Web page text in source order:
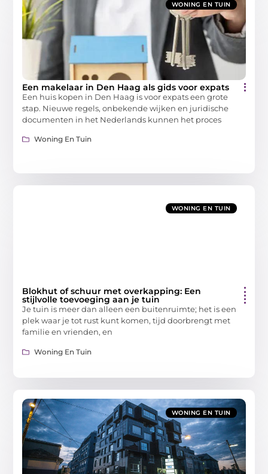
WONING EN TUIN
Een makelaar in Den Haag als gids voor expats
Een huis kopen in Den Haag is voor expats een grote
stap. Nieuwe regels, onbekende wijken en juridische
documenten in het Nederlands kunnen het proces
Woning En Tuin
WONING EN TUIN
Blokhut of schuur met overkapping: Een
stijlvolle toevoeging aan je tuin
Je tuin is meer dan alleen een buitenruimte; het is een
plek waar je tot rust kunt komen, tijd doorbrengt met
familie en vrienden, en
Woning En Tuin
WONING EN TUIN